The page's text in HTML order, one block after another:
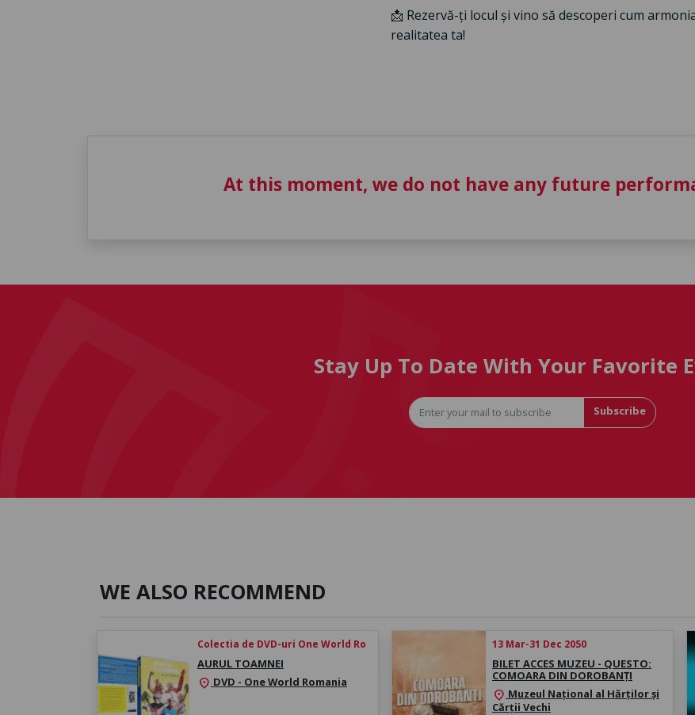
📩 Rezervă-ți locul și vino să descoperi cum
realitatea ta!
At this moment, we do not have any future
Stay Up To Date With Your Favorite
Subscribe
WE ALSO RECOMMEND
Colectia de DVD-uri One World Ro
AURUL TOAMNEI
location_on DVD - One World Romania
13 Mar-31 Dec 2050
BILET ACCES MUZEU - QUESTO:
COMOARA DIN DOROBANȚI
location_on Muzeul Național al Hărților și
Cărții Vechi